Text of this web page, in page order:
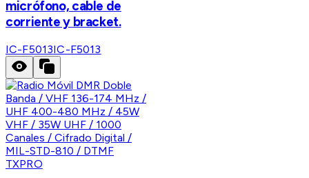
micrófono, cable de
corriente y bracket.
IC-F5013IC-F5013
TXPRO